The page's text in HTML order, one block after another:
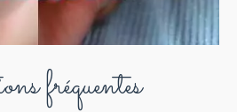
fréquentes